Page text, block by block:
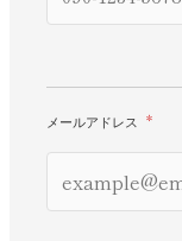
メールアドレス *